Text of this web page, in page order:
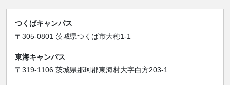
つくばキャンパス
〒305-0801 茨城県つくば市大穂1-1
東海キャンパス
〒319-1106 茨城県那珂郡東海村大字白方203-1